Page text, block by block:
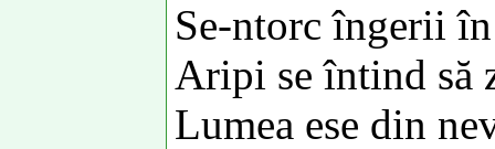
Se-ntorc îngerii
Aripi se întind să
Lumea ese din